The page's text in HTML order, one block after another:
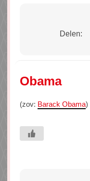
Delen:
Obama
(zov: Barack Obama)